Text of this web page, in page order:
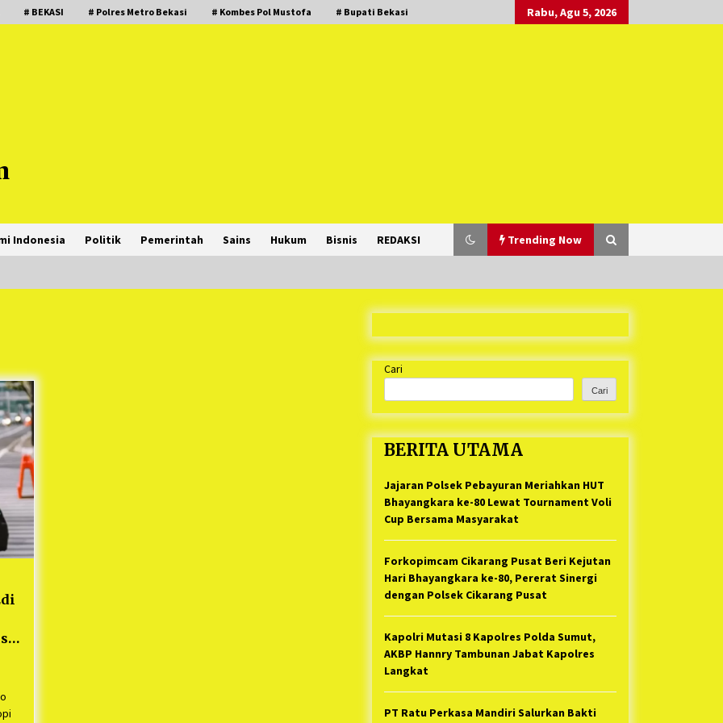
# BEKASI # Polres Metro Bekasi # Kombes Pol Mustofa # Bupati Bekasi Rabu, Agu 5, 2026
Indonesia Politik Pemerintah Sains Hukum Bisnis REDAKSI Trending Now
Tak Dapat Fasilitas yang Sesuai,
Para Peserta Retret Aparatur Desa
Sebelum Waktunya
1 tahun ago
Indonesia Gilang Bayu Nugraha,
S.H, Ucapkan Terimakasih Atas
Support Camat Kedungwaringin
Memberikan Logistik Ke Posko
1 tahun ago
Jelang Ramadhan, Kecamatan
Cikarang Pusat Gelar STQ ke-VII
1 tahun ago
Cari
Cari
BERITA UTAMA
Jajaran Polsek Pebayuran Meriahkan HUT
Bhayangkara ke-80 Lewat Tournament Voli
Cup Bersama Masyarakat
Forkopimcam Cikarang Pusat Beri Kejutan
Hari Bhayangkara ke-80, Pererat Sinergi
dengan Polsek Cikarang Pusat
Kapolri Mutasi 8 Kapolres Polda Sumut,
AKBP Hannry Tambunan Jabat Kapolres
Langkat
PT Ratu Perkasa Mandiri Salurkan Bakti